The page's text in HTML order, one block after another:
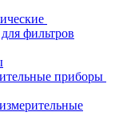
фильтров
приборы